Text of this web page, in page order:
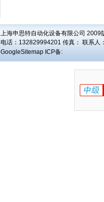
上海申思特自动化设备有限公司
电话：132829994201 传真： 联系人
GoogleSitemap ICP备: